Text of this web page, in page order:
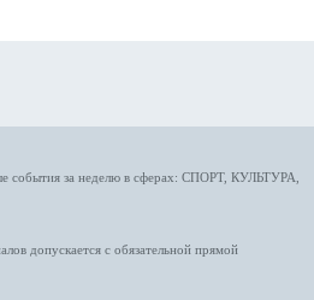
события за неделю в сферах: СПОРТ, КУЛЬТУРА,
допускается с обязательной прямой